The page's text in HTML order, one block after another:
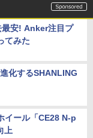
安! Anker注目プ
てみた
化するSHANLING
イール「CE28 N-p
上